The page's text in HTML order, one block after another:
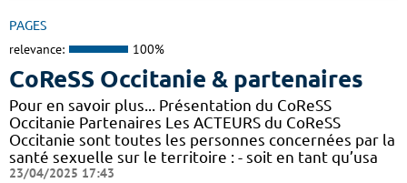
PAGES
relevance: 100%
CoReSS Occitanie & partenaires
Pour en savoir plus... Présentation du CoReSS
Occitanie Partenaires Les ACTEURS du CoReSS
Occitanie sont toutes les personnes concernées par la
santé sexuelle sur le territoire : - soit en tant qu’usa
23/04/2025 17:43